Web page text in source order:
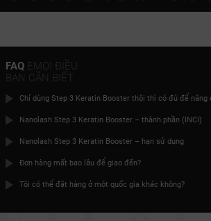
FAQEMỌI ĐIỀU
BẠN CẦN BIẾT
Chỉ dùng Step 3 Keratin Booster thôi thì có đủ để nâng
Nanolash Step 3 Keratin Booster – thành phần (INCI)
Nanolash Step 3 Keratin Booster – hạn sử dụng
Đơn hàng mất bao lâu để giao đến?
Tôi có thể đặt hàng ở một quốc gia khác không?